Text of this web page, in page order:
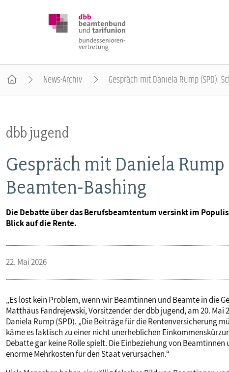
POSITIONEN
VERANSTALTUNGEN
PUBLIKATIONEN
News-Archiv Gespräch mit Daniela Rump (SPD):
dbb jugend
Gespräch mit Daniela
Beamten-Bashing
Die Debatte über das Berufsbeamtentum versinkt im
Blick auf die Rente.
22. Mai 2026
„Es löst kein Problem, wenn wir Beamtinnen und Beamte in die
Matthäus Fandrejewski, Vorsitzender der dbb jugend, am 20.
Daniela Rump (SPD). „Die Beiträge für die Rentenversicherung
käme es faktisch zu einer nicht unerheblichen
Debatte gar keine Rolle spielt. Die Einbeziehung von
enorme Mehrkosten für den Staat verursachen.“